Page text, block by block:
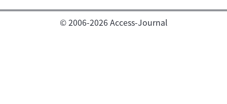
© 2006-2026 Access-Journal